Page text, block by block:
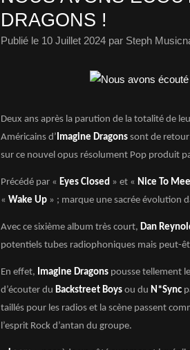
DRAGONS !
Publié le 10 Juillet 2024 par Steph
Deux ans après la parution de la totalité de
Américains d’Imagine Dragons sont de retour
sur ce nouvel opus résolument Pop produit
Précédé par « Eyes Closed » et « Nice To
« Wake Up » ; marque une sacrée évolution
Avec ce sixième album très court, Dan
potentiels tubes radiophoniques mais peut-
En effet, Imagine Dragons pousse tellement
d’écouter du Backstreet Boys ou du N*Sync
taillés pour les radios et la scène passent
l’esprit Rock d’antan du groupe.